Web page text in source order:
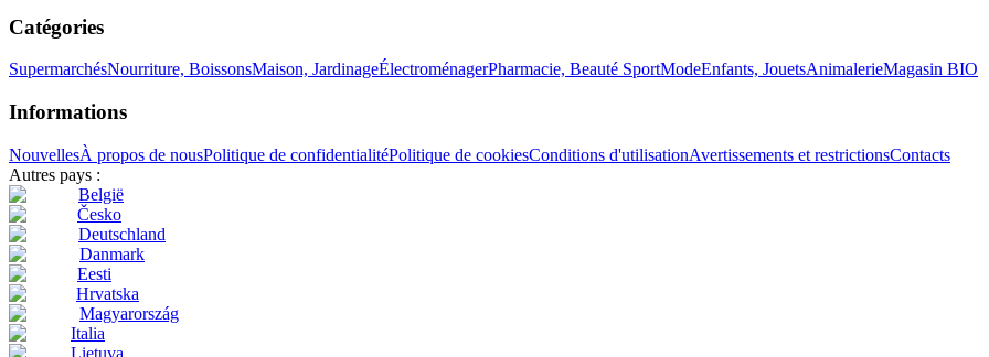
Catégories
SupermarchésNourriture, BoissonsMaison, JardinageÉlectroménagerPharmacie, Beauté SportModeEnfants, JouetsAnimalerieMagasin BIO
Informations
NouvellesÀ propos de nousPolitique de confidentialitéPolitique de cookiesConditions d'utilisationAvertissements et restrictionsContacts
Autres pays :
België
Česko
Deutschland
Danmark
Eesti
Hrvatska
Magyarország
Italia
Lietuva